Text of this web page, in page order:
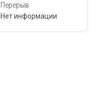
Перерыв
Нет информации